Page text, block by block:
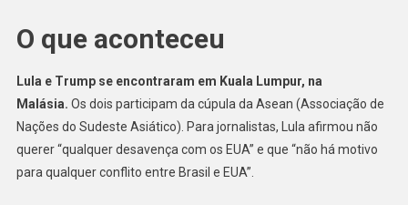
EUA’
O que aconteceu
Lula e Trump se encontraram em Kuala Lumpur, na
Malásia. Os dois participam da cúpula da Asean (Associação de
Nações do Sudeste Asiático). Para jornalistas, Lula afirmou não
querer “qualquer desavença com os EUA” e que “não há motivo
para qualquer conflito entre Brasil e EUA”.